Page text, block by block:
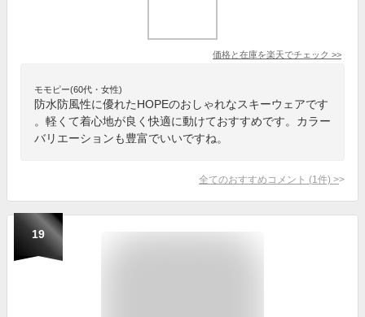
価格と在庫を楽天でチェック >>
モモピー(60代・女性)
防水防風性に優れたHOPEのおしゃれなスキーウェアです
。軽くて着心地が良く快適に動けておすすめです。カラー
バリエーションも豊富でいいですね。
全てのおすすめコメント (1 件) >
19